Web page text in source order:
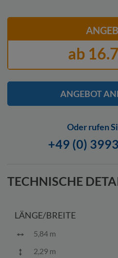
ab
ANGEBOT
Oder rufen
+49 (0)
TECHNISCHE
LÄNGE/BREITE
5,84 m
2,29 m
meine Angaben zur
meine Einwilligung jederzeit für die